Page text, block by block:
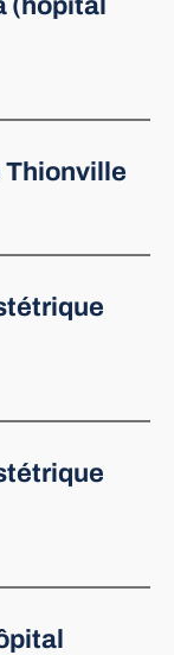
(hôpital
Thionville